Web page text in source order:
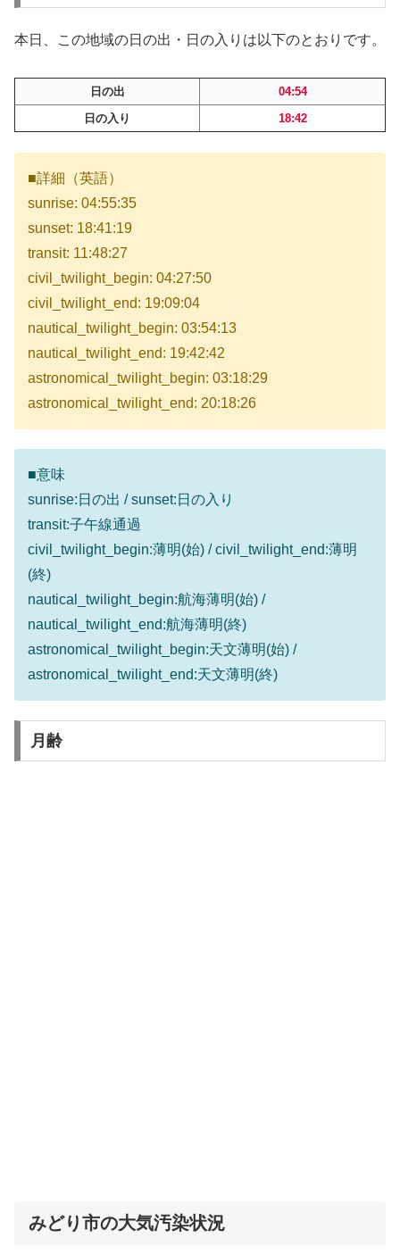
本日、この地域の日の出・日の入りは以下のとおりです。
日の出
04:54
日の入り
18:42
■詳細（英語）
sunrise: 04:55:35
sunset: 18:41:19
transit: 11:48:27
civil_twilight_begin: 04:27:50
civil_twilight_end: 19:09:04
nautical_twilight_begin: 03:54:13
nautical_twilight_end: 19:42:42
astronomical_twilight_begin: 03:18:29
astronomical_twilight_end: 20:18:26
■意味
sunrise:日の出 / sunset:日の入り
transit:子午線通過
civil_twilight_begin:薄明(始) / civil_twilight_end:薄明
(終)
nautical_twilight_begin:航海薄明(始) /
nautical_twilight_end:航海薄明(終)
astronomical_twilight_begin:天文薄明(始) /
astronomical_twilight_end:天文薄明(終)
月齢
みどり市の大気汚染状況